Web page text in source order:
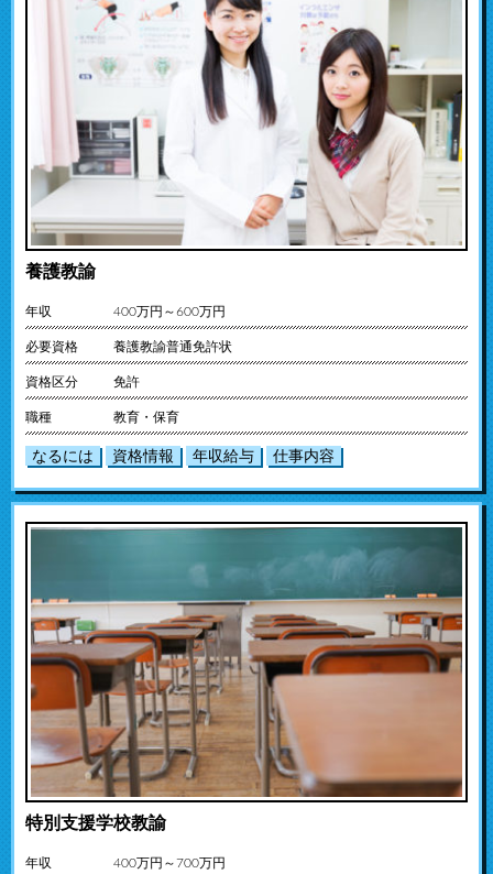
養護教諭
年収 400万円～600万円
必要資格 養護教諭普通免許状
資格区分 免許
職種 教育・保育
なるには 資格情報 年収給与 仕事内容
特別支援学校教諭
年収 400万円～700万円